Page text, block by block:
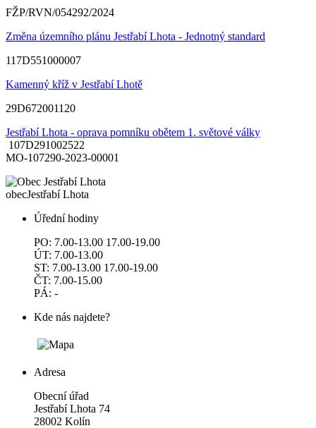
FŽP/RVN/054292/2024
Změna územního plánu Jestřabí Lhota - Jednotný standard
117D551000007
Kamenný kříž v Jestřabí Lhotě
29D672001120
Jestřabí Lhota - oprava pomníku obětem 1. světové války
107D291002522
MO-107290-2023-00001
obecJestřabí Lhota
Úřední hodiny
PO: 7.00-13.00 17.00-19.00
ÚT: 7.00-13.00
ST: 7.00-13.00 17.00-19.00
ČT: 7.00-15.00
PÁ: -
Kde nás najdete?
Adresa
Obecní úřad
Jestřabí Lhota 74
28002 Kolín